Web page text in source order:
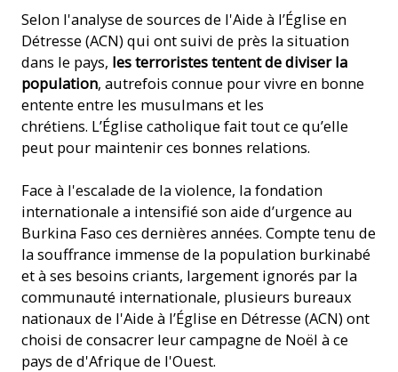
Selon l'analyse de sources de l'Aide à l’Église en
Détresse (ACN) qui ont suivi de près la situation
dans le pays, les terroristes tentent de diviser la
population, autrefois connue pour vivre en bonne
entente entre les musulmans et les
chrétiens. L’Église catholique fait tout ce qu’elle
peut pour maintenir ces bonnes relations.
Face à l'escalade de la violence, la fondation
internationale a intensifié son aide d’urgence au
Burkina Faso ces dernières années. Compte tenu de
la souffrance immense de la population burkinabé
et à ses besoins criants, largement ignorés par la
communauté internationale, plusieurs bureaux
nationaux de l'Aide à l’Église en Détresse (ACN) ont
choisi de consacrer leur campagne de Noël à ce
pays de d'Afrique de l'Ouest.